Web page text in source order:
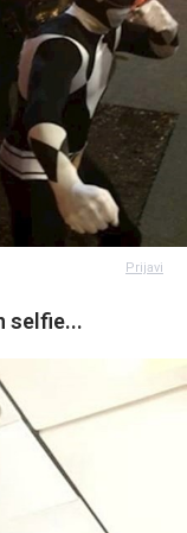
Prijavi
selfie...